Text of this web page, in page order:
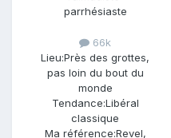
parrhésiaste
66k
Lieu:Près des grottes,
pas loin du bout du
monde
Tendance:Libéral
classique
Ma référence:Revel,